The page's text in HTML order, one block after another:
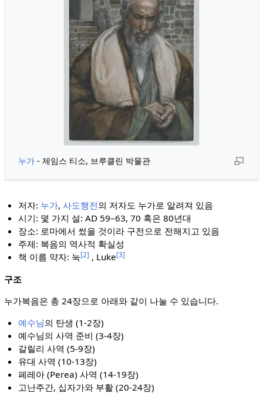
누가- 제임스 티소, 브루클린 박물관
저자: 누가,사도행전의 저자도 누가로 알려져 있음
시기: 몇 가지 설: AD 59–63, 70 혹은 80년대
장소: 로마에서 썼을 것이라 구전으로 전해지고 있음
주제: 복음의 역사적 확실성
책 이름 약자: 눅[2] , Luke[3]
구조
누가복음은 총 24장으로 아래와 같이 나눌 수 있습니다.
예수님의 탄생 (1-2장)
예수님의 사역 준비 (3-4장)
갈릴리 사역 (5-9장)
유대 사역 (10-13장)
페레아 (Perea) 사역 (14-19장)
고난주간, 십자가와 부활 (20-24장)